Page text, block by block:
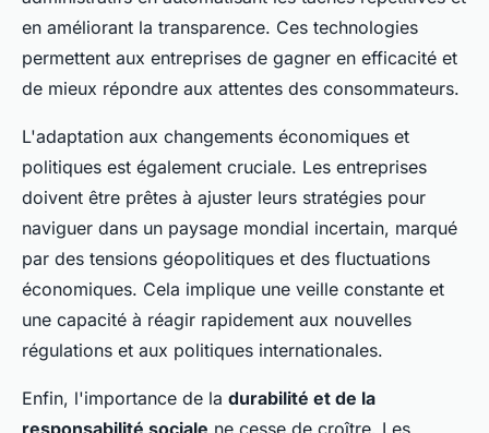
en améliorant la transparence. Ces technologies
permettent aux entreprises de gagner en efficacité et
de mieux répondre aux attentes des consommateurs.
L'adaptation aux changements économiques et
politiques est également cruciale. Les entreprises
doivent être prêtes à ajuster leurs stratégies pour
naviguer dans un paysage mondial incertain, marqué
par des tensions géopolitiques et des fluctuations
économiques. Cela implique une veille constante et
une capacité à réagir rapidement aux nouvelles
régulations et aux politiques internationales.
Enfin, l'importance de la durabilité et de la